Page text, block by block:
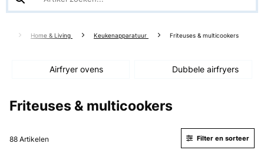
Home & Living Keukenapparatuur Friteuses & multicookers
Airfryer ovens Dubbele airfryers
Friteuses & multicookers
88 Artikelen Filter en sorteer